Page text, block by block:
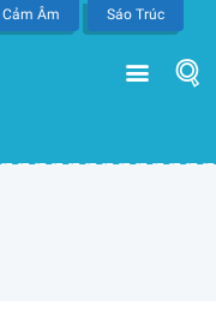
Cảm Âm Sáo Trúc